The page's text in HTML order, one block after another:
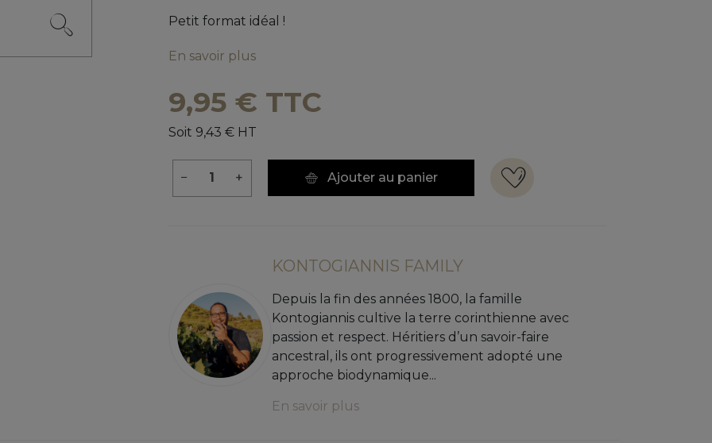
Petit format idéal !
En savoir plus
9,95 € TTC
Soit 9,43 € HT
− + Ajouter au panier
KONTOGIANNIS FAMILY
Depuis la fin des années 1800, la famille
Kontogiannis cultive la terre corinthienne avec
passion et respect. Héritiers d’un savoir-faire
ancestral, ils ont progressivement adopté une
approche biodynamique...
En savoir plus